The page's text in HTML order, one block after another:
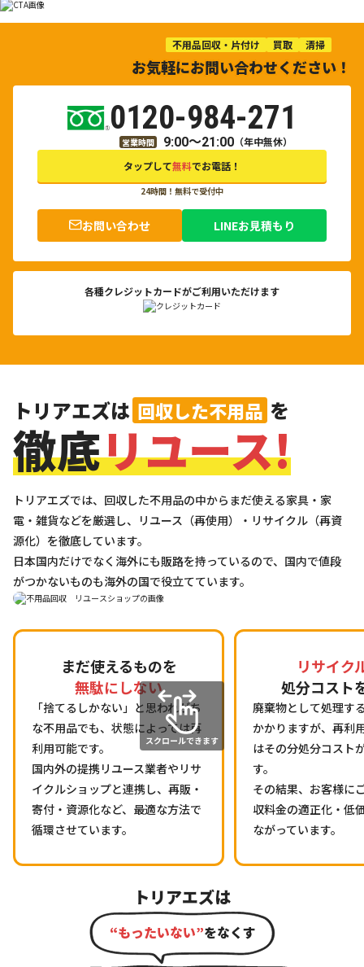
不用品回収・片付け 買取 清掃
お気軽にお問い合わせください！
0120-984-271
営業時間 9:00～21:00 （年中無休）
タップして無料でお電話！
24時間！無料で受付中
お問い合わせ LINEお見積もり
各種クレジットカードがご利用いただけます
トリアエズは 回収した不用品 を
徹底リユース!
トリアエズでは、回収した不用品の中からまだ使える家具・家
電・雑貨などを厳選し、リユース（再使用）・リサイクル（再資
源化）を徹底しています。
日本国内だけでなく海外にも販路を持っているので、国内で値段
がつかないものも海外の国で役立てています。
まだ使えるものを
無駄にしない
「捨てるしかない」と思われがち
な不用品でも、状態によっては再
利用可能です。
国内外の提携リユース業者やリサ
イクルショップと連携し、再販・
寄付・資源化など、最適な方法で
循環させています。
リサイク
処分コスト
廃棄物として処理す
かかりますが、再利
はその分処分コスト
す。
その結果、お客様に
収料金の適正化・低
ながっています。
トリアエズは
をなくす
“もったいない”